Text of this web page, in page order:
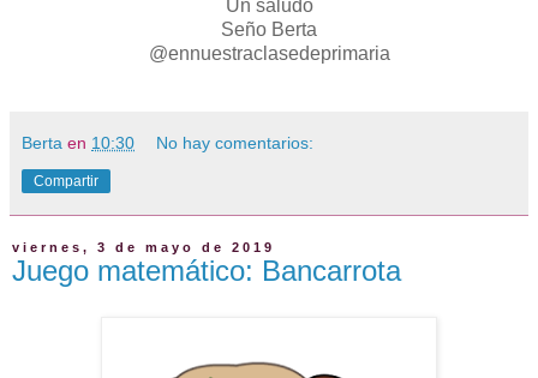
Un saludo
Seño Berta
@ennuestraclasedeprimaria
Berta en 10:30 No hay comentarios:
Compartir
viernes, 3 de mayo de 2019
Juego matemático: Bancarrota